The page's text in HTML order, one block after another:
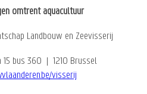
omtrent aquacultuur
Landbouw en Zeevisserij
15 bus 360 | 1210 Brussel
visserij